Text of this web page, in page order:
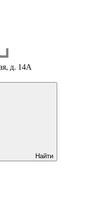
д. 14А
Найти